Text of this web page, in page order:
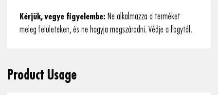
Kérjük, vegye figyelembe: Ne alkalmazza a terméket
meleg felületeken, és ne hagyja megszáradni. Védje a fagytól.
Product Usage